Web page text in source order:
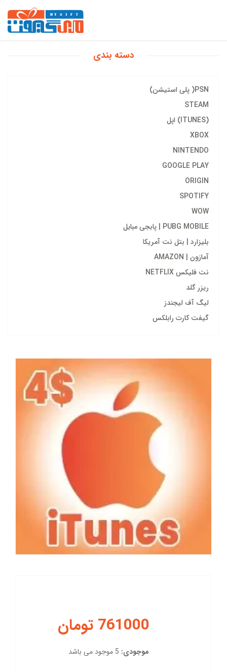
دسته بندی
PSN( پلی استیشن)
STEAM
(ITUNES) اپل
XBOX
NINTENDO
GOOGLE PLAY
ORIGIN
SPOTIFY
WOW
PUBG MOBILE | پابجی مبایل
بلیزارد | بتل نت آمریکا
آمازون | AMAZON
نت فلیکس NETFLIX
ریزر گلد
لیگ آف لیجندز
گیفت کارت رابلکس
761000 تومان
موجودی: